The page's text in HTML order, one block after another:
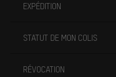
EXPÉDITION
STATUT DE MON COLIS
RÉVOCATION